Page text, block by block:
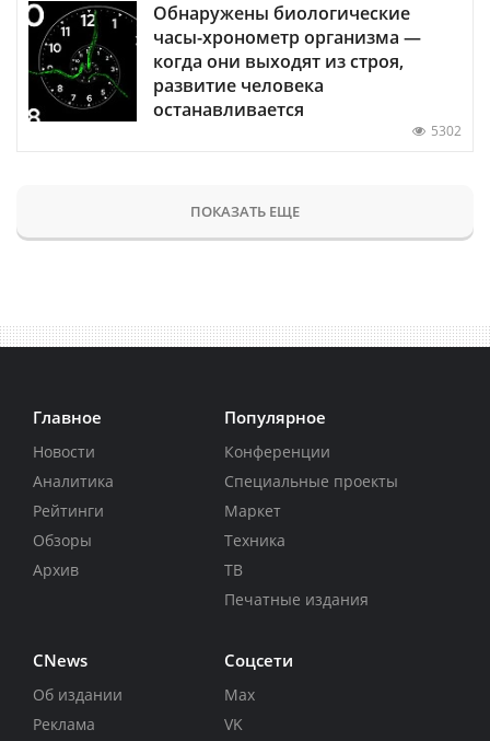
Обнаружены биологические
часы-хронометр организма —
когда они выходят из строя,
развитие человека
останавливается
5302
ПОКАЗАТЬ ЕЩЕ
Главное
Новости
Аналитика
Рейтинги
Обзоры
Архив
Популярное
Конференции
Специальные проекты
Маркет
Техника
ТВ
Печатные издания
CNews
Об издании
Реклама
Соцсети
Max
VK